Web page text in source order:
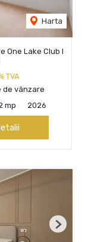
Harta
One Lake Club I
TVA
de vânzare
mp 2026
Next